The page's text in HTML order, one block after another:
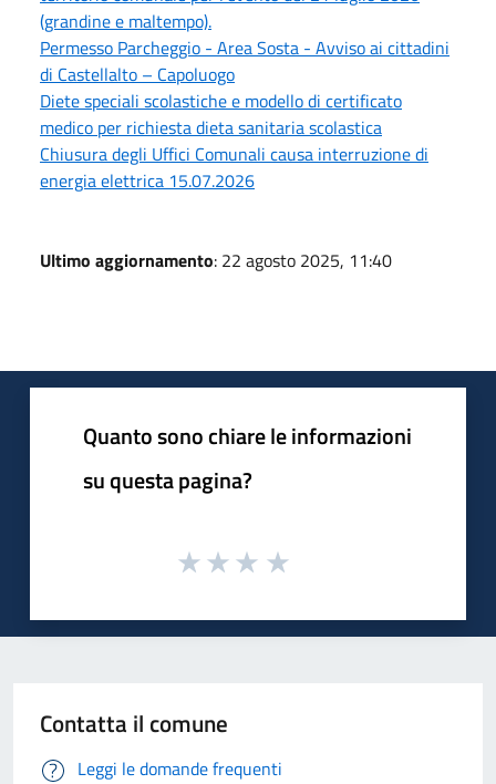
(grandine e maltempo).
Permesso Parcheggio - Area Sosta - Avviso ai cittadini
di Castellalto – Capoluogo
Diete speciali scolastiche e modello di certificato
medico per richiesta dieta sanitaria scolastica
Chiusura degli Uffici Comunali causa interruzione di
energia elettrica 15.07.2026
Ultimo aggiornamento: 22 agosto 2025, 11:40
Quanto sono chiare le informazioni
su questa pagina?
Contatta il comune
Leggi le domande frequenti